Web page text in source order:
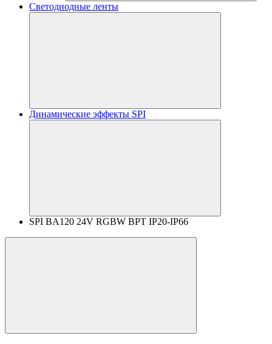
Светодиодные ленты
Динамические эффекты SPI
SPI BA120 24V RGBW BPT IP20-IP66